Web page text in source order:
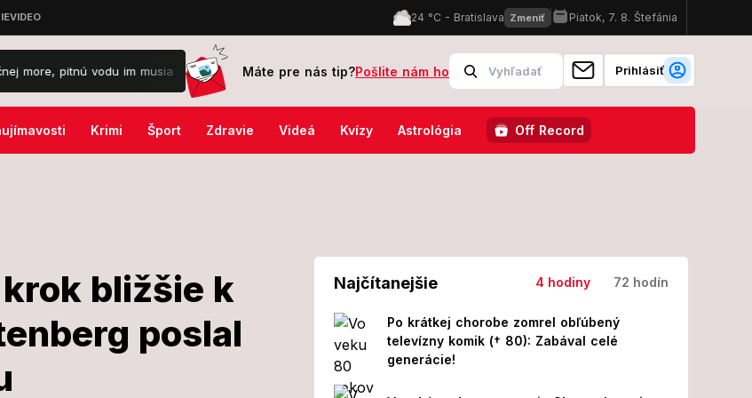
vodu im musia dovážať! Týmto 3 znameniu dnes padne k nohám obrovská príležitosť: Patríte medzi vyvolených?
Máte pre nás tip?Pošlite nám ho Prihlásiť
Krimi Šport Zdravie Videá Kvízy Astrológia Off Record
bližšie k
poslal
o krok
Najčítanejšie 4 hodiny 72 hodín
Po krátkej chorobe zomrel obľúbený
televízny komik († 80): Zabával celé
generácie!